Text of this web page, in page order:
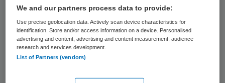
het overleg opgeschorst.
De vakbonden laten weten“zwaar
teleurgesteld”te zijn. Volgens Abvakabo
FNV bieden de werkgevers een cao met
een looptijd van 36 maanden waarin ruimt
We and our partners process data to provide:
Use precise geolocation data. Actively scan device characteristics for
identification. Store and/or access information on a device. Personalised
advertising and content, advertising and content measurement, audience
research and services development.
List of Partners (vendors)